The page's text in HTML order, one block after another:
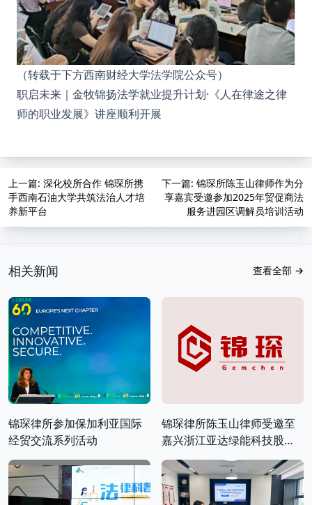
（转载于下方西南财经大学法学院公众号）
职启未来｜金牧锦扬法学就业提升计划·《人在律途之律
师的职业发展》讲座顺利开展
上一篇: 深化校所合作 锦琛所携
手西南石油大学共筑法治人才培
养新平台
下一篇: 锦琛所陈玉山律师作为分
享嘉宾受邀参加2025年贸促商法
服务进园区调解员培训活动
相关新闻 查看全部 →
锦琛律所参加保加利亚国际
经贸交流系列活动
锦琛律所陈玉山律师受邀至
嘉兴浙江亚达绿能科技股份
有限公司开展出海业务法律
培训